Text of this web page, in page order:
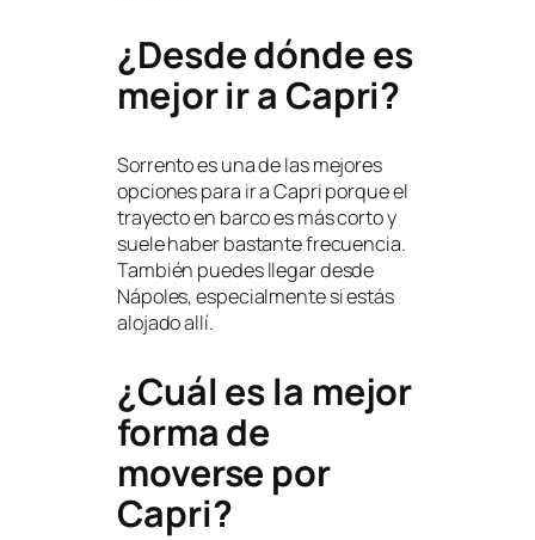
¿Desde dónde es
mejor ir a Capri?
Sorrento es una de las mejores
opciones para ir a Capri porque el
trayecto en barco es más corto y
suele haber bastante frecuencia.
También puedes llegar desde
Nápoles, especialmente si estás
alojado allí.
¿Cuál es la mejor
forma de
moverse por
Capri?